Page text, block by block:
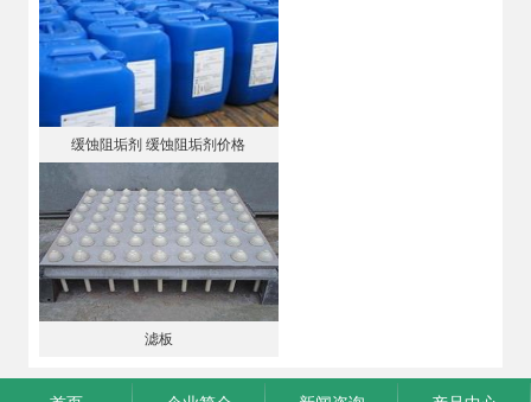
缓蚀阻垢剂 缓蚀阻垢剂价格
滤板